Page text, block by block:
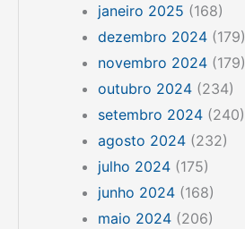
janeiro 2025 (168)
dezembro 2024 (179)
novembro 2024 (179)
outubro 2024 (234)
setembro 2024 (240)
agosto 2024 (232)
julho 2024 (175)
junho 2024 (168)
maio 2024 (206)